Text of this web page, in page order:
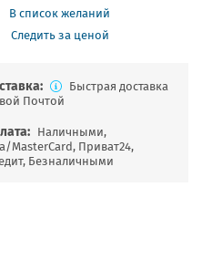
В список желаний
Следить за ценой
Быстрая доставка
Почтой
Наличными,
MasterCard, Приват24,
Безналичными